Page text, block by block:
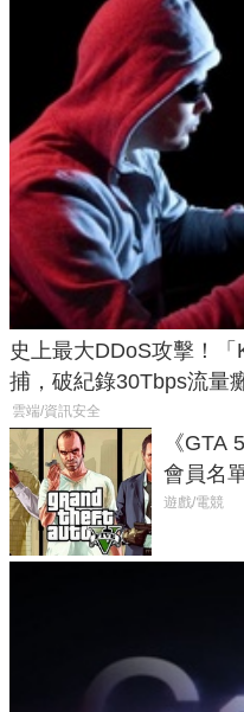
史上最大DDoS攻擊！
捕，破紀錄30Tbps流量
雲端/資訊安全
《GTA
會員名
在開掛！
遊戲/電競